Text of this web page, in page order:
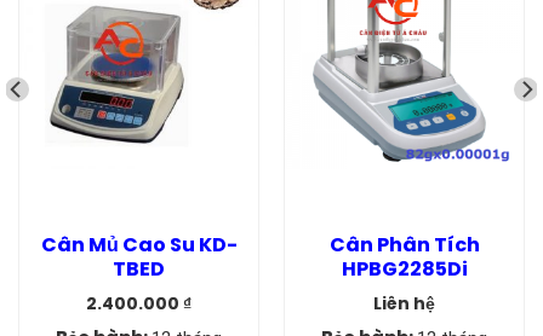
Cân Mủ Cao Su KD-
TBED
Giá
2.400.000 ₫
Giá
Cân Phân Tích
HPBG2285Di
Liên hệ